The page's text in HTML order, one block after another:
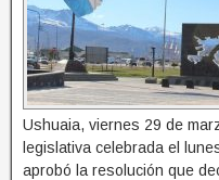
Ushuaia, viernes 29 de
legislativa celebrada el
aprobó la resolución que